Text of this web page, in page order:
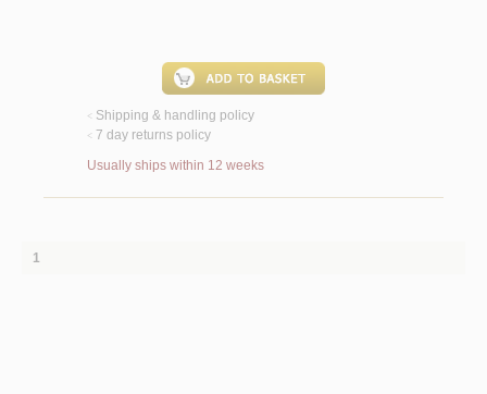
< Shipping & handling policy
< 7 day returns policy
Usually ships within 12 weeks
1